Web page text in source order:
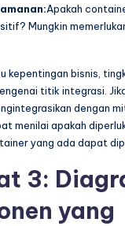
Apakah
Mungkin
kepentingan bisnis,
titik integrasi.
dengan
menilai apakah
yang ada dapat
3:
yang